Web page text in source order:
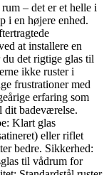
– det er et helle i
i en højere enhed.
at installere en
det rigtige glas til
ikke ruster i
frustrationer med
erfaring som
dit badeværelse.
Klart glas
eller riflet
bedre. Sikkerhed:
til vådrum for